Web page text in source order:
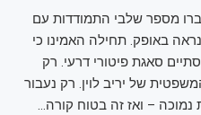
מספר שלבי התמודדות עם
באופק. תחילה האמינו כי
סאגת פיטורי דרעי. רק
של יריב לוין. רק נעבור
– ואז זה בטוח קורה…